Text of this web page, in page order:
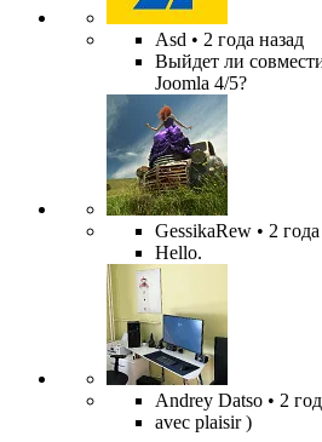
Asd • 2 года назад
Выйдет ли
Joomla 4/5?
GessikaRew • 2
Hello.
Andrey Datso • 2
avec plaisir )